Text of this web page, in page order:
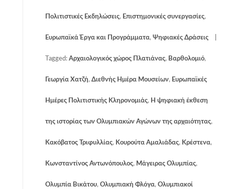
Πολιτιστικές Εκδηλώσεις, Επιστημονικές συνεργασίες,
Ευρωπαϊκά Έργα και Προγράμματα, Ψηφιακές Δράσεις
Tagged: Αρχαιολογικός χώρος Πλατιάνας, Βαρθολομιό,
Γεωργία Χατζή, Διεθνής Ημέρα Μουσείων, Ευρωπαϊκές
Ημέρες Πολιτιστικής Κληρονομιάς, Η ψηφιακή έκθεση
της ιστορίας των Ολυμπιακών Αγώνων της αρχαιότητας,
Κακόβατος Τριφυλλίας, Κουρούτα Αμαλιάδας, Κρέστενα,
Κωνσταντίνος Αντωνόπουλος, Μάγειρας Ολυμπίας,
Ολυμπία Βικάτου, Ολυμπιακή Φλόγα, Ολυμπιακοί